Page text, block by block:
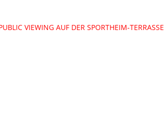
VIEWING AUF DER SPORTHEIM-TERRASSE